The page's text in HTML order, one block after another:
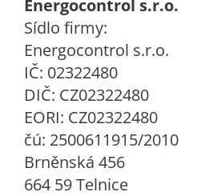
Energocontrol s.r.o.
Sídlo firmy:
Energocontrol s.r.o.
IČ: 02322480
DIČ: CZ02322480
EORI: CZ02322480
čú: 2500611915/2010
Brněnská 456
664 59 Telnice